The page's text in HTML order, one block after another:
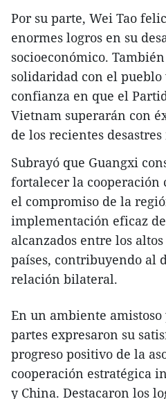
Por su parte, Wei Tao
enormes logros en su
socioeconómico.
solidaridad con el
confianza en que el
Vietnam superarán con
de los recientes
Subrayó que Guangxi
fortalecer la
el compromiso de la
implementación eficaz
alcanzados entre los
países, contribuyendo al
relación bilateral.
En un ambiente
partes expresaron su
progreso positivo de la
cooperación estratégica
y China. Destacaron los